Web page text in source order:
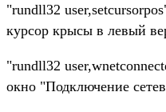
"rundll32
курсор крысы в левый
"rundll32
окно "Подключение